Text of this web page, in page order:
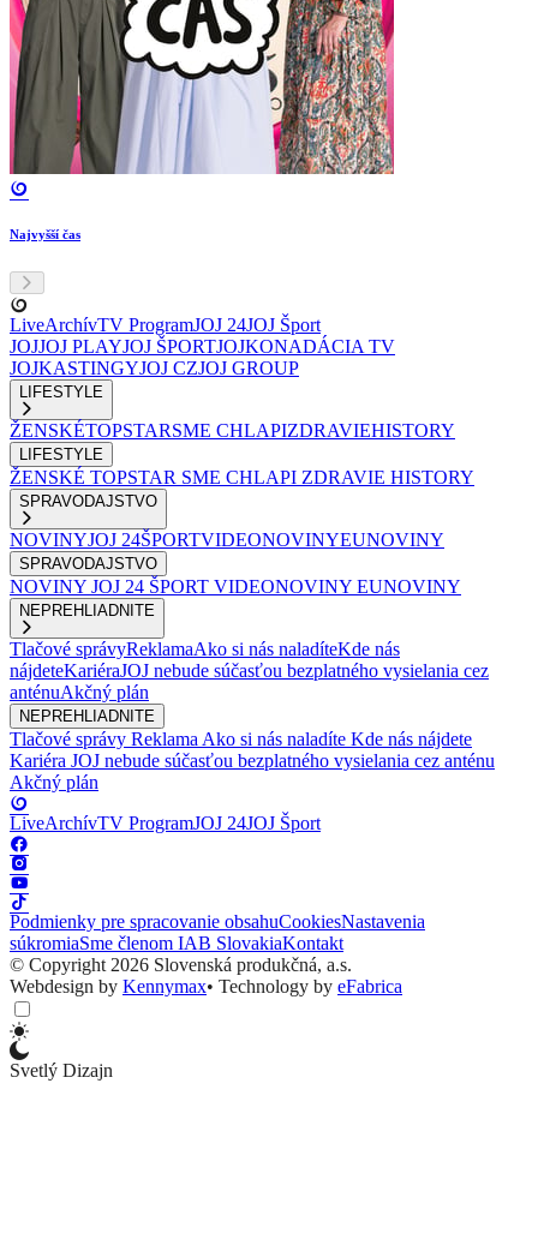
Najvyšší čas
LiveArchívTV ProgramJOJ 24JOJ Šport
JOJJOJ PLAYJOJ ŠPORTJOJKONADÁCIA TV
JOJKASTINGYJOJ CZJOJ GROUP
LIFESTYLE
ŽENSKÉTOPSTARSME CHLAPIZDRAVIEHISTORY
LIFESTYLE
ŽENSKÉ TOPSTAR SME CHLAPI ZDRAVIE HISTORY
SPRAVODAJSTVO
NOVINYJOJ 24ŠPORTVIDEONOVINYEUNOVINY
SPRAVODAJSTVO
NOVINY JOJ 24 ŠPORT VIDEONOVINY EUNOVINY
NEPREHLIADNITE
Tlačové správyReklamaAko si nás naladíteKde nás
nájdeteKariéraJOJ nebude súčasťou bezplatného vysielania cez
anténuAkčný plán
NEPREHLIADNITE
Tlačové správy ReklamaAko si nás naladíte Kde nás nájdete
Kariéra JOJ nebude súčasťou bezplatného vysielania cez anténu
Akčný plán
LiveArchívTV ProgramJOJ 24JOJ Šport
Podmienky pre spracovanie obsahuCookiesNastavenia
súkromiaSme členom IAB SlovakiaKontakt
© Copyright 2026 Slovenská produkčná, a.s.
Webdesign by Kennymax• Technology by eFabrica
Svetlý Dizajn